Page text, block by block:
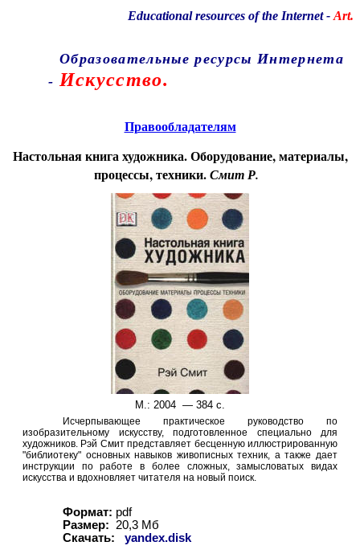
Educational resources of the Internet- Art.
Образовательные ресурсы Интернета
- Искусство.
Правообладателям
Настольная книга художника. Оборудование, материалы,
процессы, техники.Смит Р.
М.: 2004 — 384 с.
Исчерпывающее практическое руководство по
изобразительному искусству, подготовленное специально для
художников. Рэй Смит представляет бесценную иллюстрированную
"библиотеку" основных навыков живописных техник, а также дает
инструкции по работе в более сложных, замысловатых видах
искусства и вдохновляет читателя на новый поиск.
Формат: pdf
Размер:
20,3 Мб
Скачать:
yandex.disk